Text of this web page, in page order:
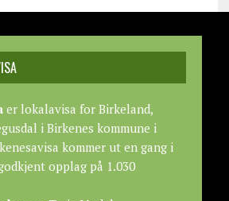
er lokalavisa for Birkeland,
i Birkenes kommune i
kommer ut en gang i
opplag på 1.030